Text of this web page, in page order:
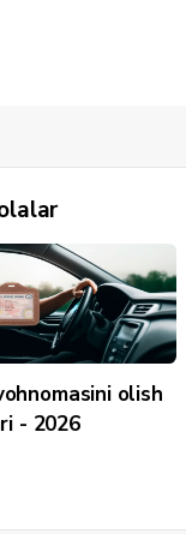
olish
- 2026